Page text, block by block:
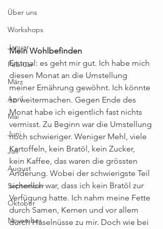
Über uns
Workshops
Januar
Februar
März
April
Mai
Juni
Juli
August
September
Oktober
November
Mein Wohlbefinden
Erstmal: es geht mir gut. Ich habe mich
diesen Monat an die Umstellung
meiner Ernährung gewöhnt. Ich könnte
so weitermachen. Gegen Ende des
Monat habe ich eigentlich fast nichts
vermisst. Zu Beginn war die Umstellung
noch schwieriger. Weniger Mehl, viele
Kartoffeln, kein Bratöl, kein Zucker,
kein Kaffee, das waren die grössten
Änderung. Wobei der schwierigste Teil
sicherlich war, dass ich kein Bratöl zur
Verfügung hatte. Ich nahm meine Fette
durch Samen, Kernen und vor allem
durch Haselnüsse zu mir. Doch wie bei